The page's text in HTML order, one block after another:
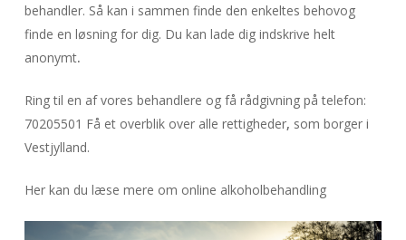
behandler. Så kan i sammen finde den enkeltes behovog
finde en løsning for dig. Du kan lade dig indskrive helt
anonymt.
Ring til en af vores behandlere og få rådgivning på telefon:
70205501 Få et overblik over alle rettigheder, som borger i
Vestjylland.
Her kan du læse mere om online alkoholbehandling